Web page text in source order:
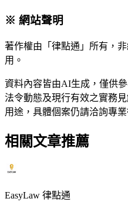
※ 網站聲明
著作權由「律點通」所有，
用。
資料內容皆由AI生成，僅供
法令動態及現行有效之實務
用途，具體個案仍請洽詢專業
相關文章推薦
EasyLaw 律點通